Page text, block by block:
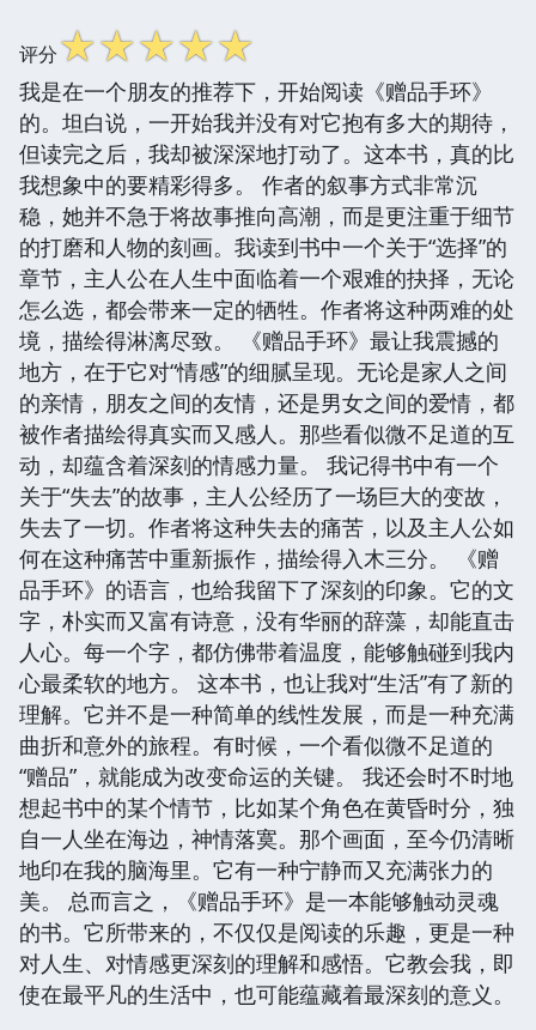
评分☆☆☆☆☆
我是在一个朋友的推荐下，开始阅读《赠品手环》
的。坦白说，一开始我并没有对它抱有多大的期待，
但读完之后，我却被深深地打动了。这本书，真的比
我想象中的要精彩得多。 作者的叙事方式非常沉
稳，她并不急于将故事推向高潮，而是更注重于细节
的打磨和人物的刻画。我读到书中一个关于“选择”的
章节，主人公在人生中面临着一个艰难的抉择，无论
怎么选，都会带来一定的牺牲。作者将这种两难的处
境，描绘得淋漓尽致。 《赠品手环》最让我震撼的
地方，在于它对“情感”的细腻呈现。无论是家人之间
的亲情，朋友之间的友情，还是男女之间的爱情，都
被作者描绘得真实而又感人。那些看似微不足道的互
动，却蕴含着深刻的情感力量。 我记得书中有一个
关于“失去”的故事，主人公经历了一场巨大的变故，
失去了一切。作者将这种失去的痛苦，以及主人公如
何在这种痛苦中重新振作，描绘得入木三分。 《赠
品手环》的语言，也给我留下了深刻的印象。它的文
字，朴实而又富有诗意，没有华丽的辞藻，却能直击
人心。每一个字，都仿佛带着温度，能够触碰到我内
心最柔软的地方。 这本书，也让我对“生活”有了新的
理解。它并不是一种简单的线性发展，而是一种充满
曲折和意外的旅程。有时候，一个看似微不足道的
“赠品”，就能成为改变命运的关键。 我还会时不时地
想起书中的某个情节，比如某个角色在黄昏时分，独
自一人坐在海边，神情落寞。那个画面，至今仍清晰
地印在我的脑海里。它有一种宁静而又充满张力的
美。 总而言之，《赠品手环》是一本能够触动灵魂
的书。它所带来的，不仅仅是阅读的乐趣，更是一种
对人生、对情感更深刻的理解和感悟。它教会我，即
使在最平凡的生活中，也可能蕴藏着最深刻的意义。